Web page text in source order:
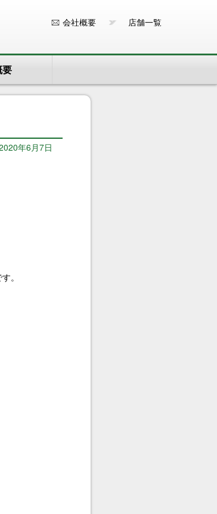
店舗一覧
会社概要
要
年6月7日
。